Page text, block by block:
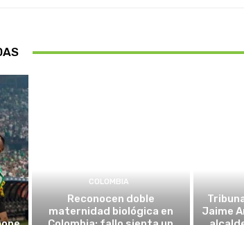
COLOMBIA
Reconocen doble
maternidad biológica en
Jaime